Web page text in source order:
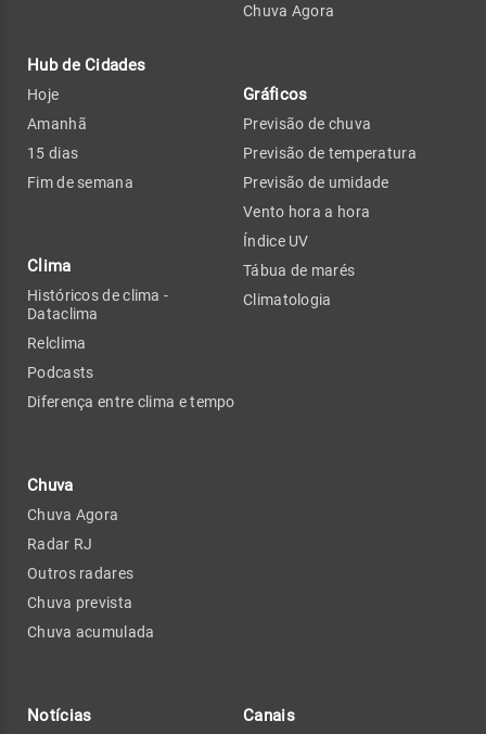
Hub de Cidades
Hoje
Amanhã
15 dias
Fim de semana
Clima
Históricos de clima -
Dataclima
Relclima
Podcasts
Diferença entre clima e tempo
Chuva
Chuva Agora
Radar RJ
Outros radares
Chuva prevista
Chuva acumulada
Chuva Agora
Gráficos
Previsão de chuva
Previsão de temperatura
Previsão de umidade
Vento hora a hora
Índice UV
Tábua de marés
Climatologia
Notícias Canais